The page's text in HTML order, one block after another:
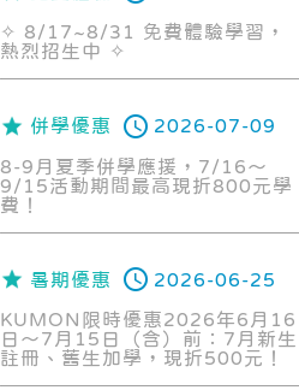
✧ 8/17~8/31 免費體驗學習，
熱烈招生中 ✧
併學優惠 2026-07-09
8-9月夏季併學應援，7/16～
9/15活動期間最高現折800元學
費！
暑期優惠 2026-06-25
KUMON限時優惠2026年6月16
日～7月15日（含）前：7月新生
註冊、舊生加學，現折500元！